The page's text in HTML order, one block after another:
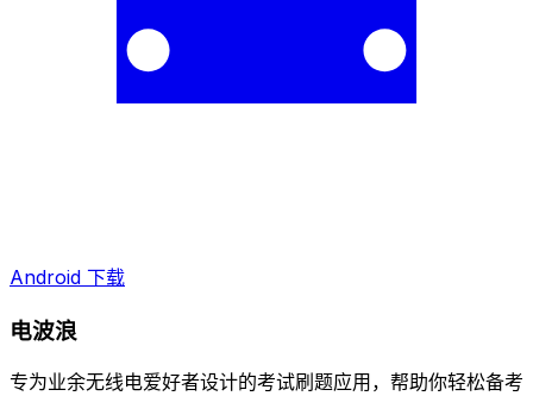
Android 下载
电波浪
专为业余无线电爱好者设计的考试刷题应用，帮助你轻松备考